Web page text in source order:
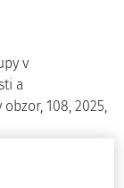
v
a
108, 2025,